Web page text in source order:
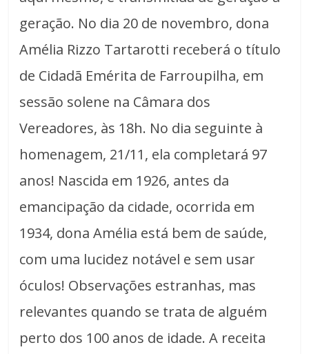
geração. No dia 20 de novembro, dona
Amélia Rizzo Tartarotti receberá o título
de Cidadã Emérita de Farroupilha, em
sessão solene na Câmara dos
Vereadores, às 18h. No dia seguinte à
homenagem, 21/11, ela completará 97
anos! Nascida em 1926, antes da
emancipação da cidade, ocorrida em
1934, dona Amélia está bem de saúde,
com uma lucidez notável e sem usar
óculos! Observações estranhas, mas
relevantes quando se trata de alguém
perto dos 100 anos de idade. A receita